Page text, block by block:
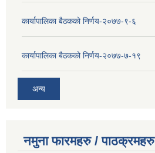
कार्यापालिका बैठकको निर्णय-२०७७-९-६
कार्यापालिका बैठकको निर्णय-२०७७-७-१९
अन्य
नमुना फारमहरु / पाठक्रमहरु